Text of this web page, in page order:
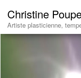
Christine
Artiste plasticienne,